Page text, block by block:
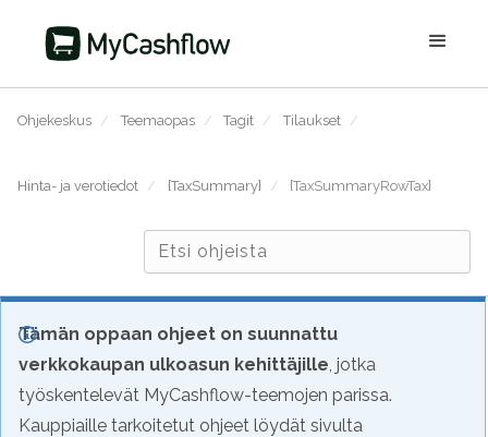
Ohjekeskus / Teemaopas / Tagit / Tilaukset /
Hinta- ja verotiedot / {TaxSummary} / {TaxSummaryRowTax}
Tämän oppaan ohjeet on suunnattu
verkkokaupan ulkoasun kehittäjille, jotka
työskentelevät MyCashflow-teemojen parissa.
Kauppiaille tarkoitetut ohjeet löydät sivulta